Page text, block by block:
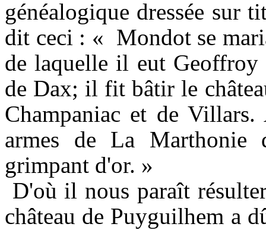
généalogique dressée sur
dit ceci : « Mondot se
de laquelle il eut Geoffroy
de Dax; il fit bâtir le
Champaniac et de
armes de La
grimpant d'or. »
D'où il nous paraît
château de Puyguilhem a